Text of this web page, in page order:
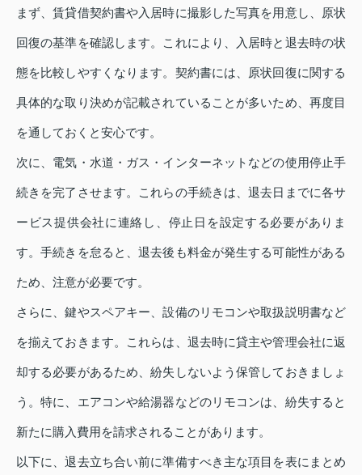
まず、賃貸借契約書や入居時に撮影した写真を用意し、原状
回復の基準を確認します。これにより、入居時と退去時の状
態を比較しやすくなります。契約書には、原状回復に関する
具体的な取り決めが記載されていることが多いため、再度目
を通しておくと安心です。
次に、電気・水道・ガス・インターネットなどの使用停止手
続きを完了させます。これらの手続きは、退去日までに各サ
ービス提供会社に連絡し、停止日を設定する必要がありま
す。手続きを怠ると、退去後も料金が発生する可能性がある
ため、注意が必要です。
さらに、鍵やスペアキー、設備のリモコンや取扱説明書など
を揃えておきます。これらは、退去時に貸主や管理会社に返
却する必要があるため、紛失しないよう保管しておきましょ
う。特に、エアコンや給湯器などのリモコンは、紛失すると
新たに購入費用を請求されることがあります。
以下に、退去立ち合い前に準備すべき主な項目を表にまとめ